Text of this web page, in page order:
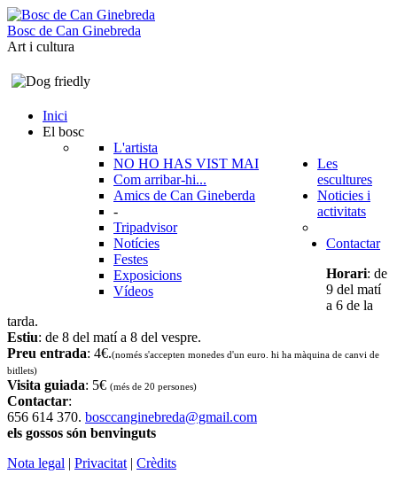
Bosc de Can Ginebreda
Art i cultura
Inici
El bosc
L'artista
NO HO HAS VIST MAI
Com arribar-hi...
Amics de Can Gineberda
-
Tripadvisor
Les
escultures
Noticies i
activitats
Notícies
Festes
Exposicions
Vídeos
Contactar
Horari: de
9 del matí
a 6 de la
tarda.
Estiu: de 8 del matí a 8 del vespre.
Preu entrada: 4€.(només s'accepten monedes d'un euro. hi ha màquina de canvi de
bitllets)
Visita guiada: 5€ (més de 20 persones)
Contactar:
656 614 370. bosccanginebreda@gmail.com
els gossos són benvinguts
Nota legal | Privacitat | Crèdits